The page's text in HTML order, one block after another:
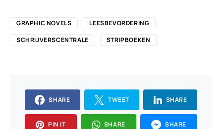
GRAPHIC NOVELS
LEESBEVORDERING
SCHRIJVERSCENTRALE
STRIPBOEKEN
SHARE TWEET SHARE
PIN IT SHARE SHARE